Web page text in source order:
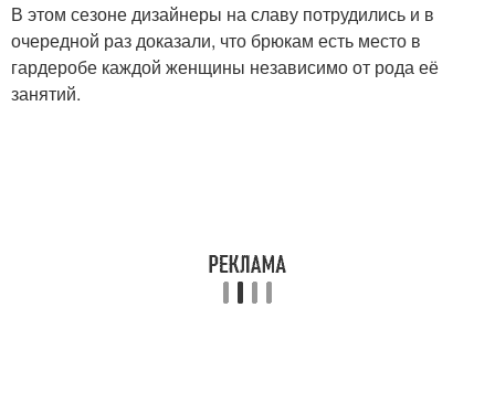
В этом сезоне дизайнеры на славу потрудились и в
очередной раз доказали, что брюкам есть место в
гардеробе каждой женщины независимо от рода её
занятий.